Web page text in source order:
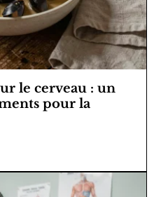
le cerveau : un
pour la